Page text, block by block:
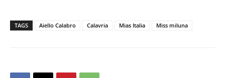
TAGS Aiello Calabro Calavria Mias Italia Miss miluna